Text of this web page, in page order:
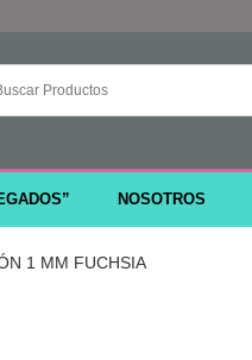
NOSOTROS
1 MM FUCHSIA